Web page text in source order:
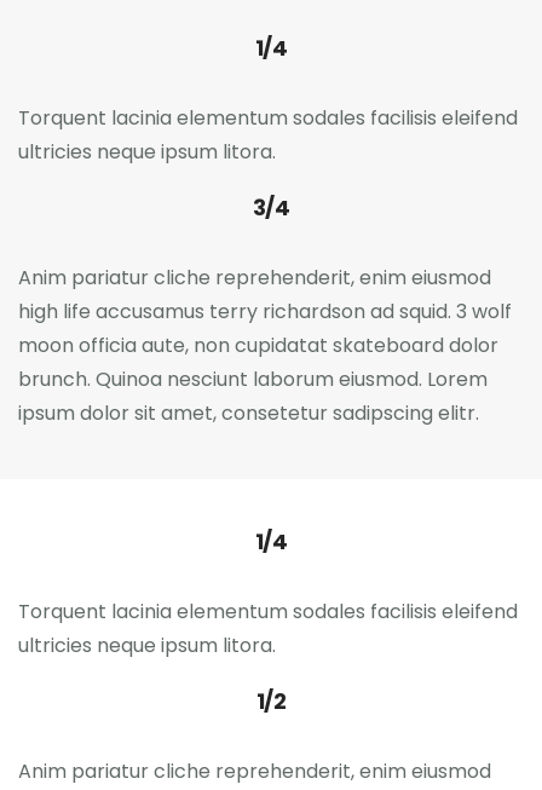
1/4
Torquent lacinia elementum sodales facilisis eleifend
ultricies neque ipsum litora.
3/4
Anim pariatur cliche reprehenderit, enim eiusmod
high life accusamus terry richardson ad squid. 3 wolf
moon officia aute, non cupidatat skateboard dolor
brunch. Quinoa nesciunt laborum eiusmod. Lorem
ipsum dolor sit amet, consetetur sadipscing elitr.
1/4
Torquent lacinia elementum sodales facilisis eleifend
ultricies neque ipsum litora.
1/2
Anim pariatur cliche reprehenderit, enim eiusmod